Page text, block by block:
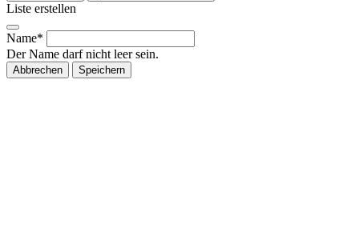
Liste erstellen
Name*
Der Name darf nicht leer sein.
Abbrechen Speichern